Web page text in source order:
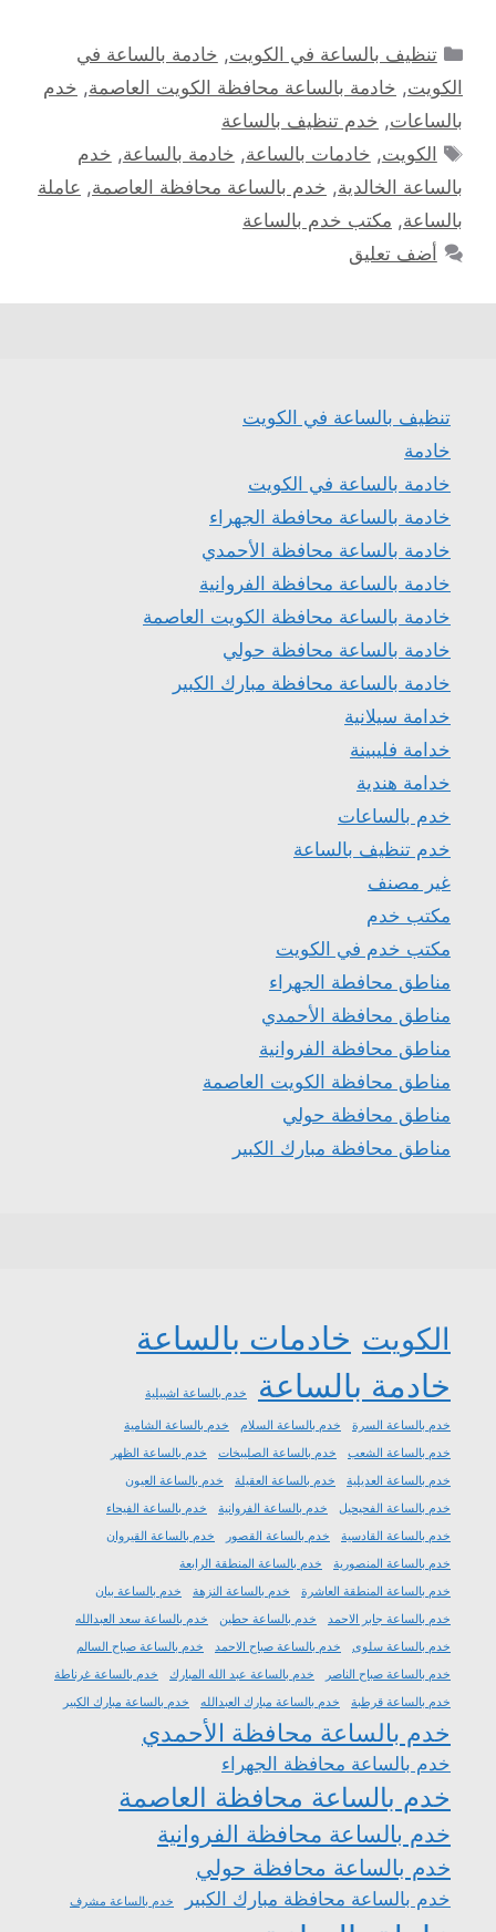
التصنيفات
تنظيف بالساعة في الكويت, خادمة بالساعة في
الكويت, خادمة بالساعة محافظة الكويت العاصمة, خدم
بالساعات, خدم تنظيف بالساعة
الوسوم
الكويت, خادمات بالساعة, خادمة بالساعة, خدم
بالساعة الخالدية, خدم بالساعة محافظة العاصمة, عاملة
بالساعة, مكتب خدم بالساعة
أضف تعليق
تنظيف بالساعة في الكويت
خادمة
خادمة بالساعة في الكويت
خادمة بالساعة محافطة الجهراء
خادمة بالساعة محافظة الأحمدي
خادمة بالساعة محافظة الفروانية
خادمة بالساعة محافظة الكويت العاصمة
خادمة بالساعة محافظة حولي
خادمة بالساعة محافظة مبارك الكبير
خدامة سيلانية
خدامة فليبينة
خدامة هندية
خدم بالساعات
خدم تنظيف بالساعة
غير مصنف
مكتب خدم
مكتب خدم في الكويت
مناطق محافطة الجهراء
مناطق محافظة الأحمدي
مناطق محافظة الفروانية
مناطق محافظة الكويت العاصمة
مناطق محافظة حولي
مناطق محافظة مبارك الكبير
الكويت خادمات بالساعة
خادمة بالساعة
خدم بالساعة اشبيلية
خدم بالساعة السرة خدم بالساعة السلام
خدم بالساعة الشامية
خدم بالساعة الشعب
خدم بالساعة الصليبخات
خدم بالساعة الظهر
خدم بالساعة العديلية
خدم بالساعة العقيلة
خدم بالساعة العيون
خدم بالساعة الفحيحيل
خدم بالساعة الفروانية
خدم بالساعة الفيحاء
خدم بالساعة القادسية
خدم بالساعة القصور
خدم بالساعة القيروان
خدم بالساعة المنصورية
خدم بالساعة المنطقة الرابعة
خدم بالساعة المنطقة العاشرة
خدم بالساعة النزهة
خدم بالساعة بيان
خدم بالساعة جابر الاحمد
خدم بالساعة حطين
خدم بالساعة سعد العبدالله
خدم بالساعة سلوى
خدم بالساعة صباح الاحمد
خدم بالساعة صباح السالم
خدم بالساعة صباح الناصر
خدم بالساعة عبد الله المبارك
خدم بالساعة غرناطة
خدم بالساعة قرطبة
خدم بالساعة مبارك العبدالله خدم بالساعة مبارك الكبير
خدم بالساعة محافظة الأحمدي
خدم بالساعة محافظة الجهراء
خدم بالساعة محافظة العاصمة
خدم بالساعة محافظة الفروانية
خدم بالساعة محافظة حولي
خدم بالساعة محافظة مبارك الكبير خدم بالساعة مشرف